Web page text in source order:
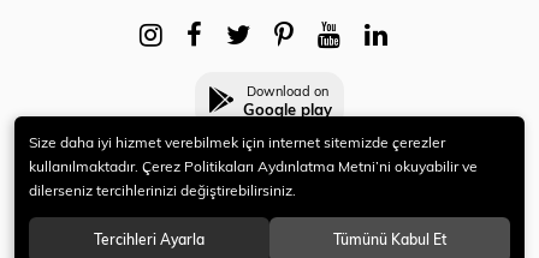
Download on
Google play
© 2021 HERYENİ. Tüm hakları saklıdır.
Size daha iyi hizmet verebilmek için internet sitemizde çerezler
kullanılmaktadır. Çerez Politikaları Aydınlatma Metni’ni okuyabilir ve
dilerseniz tercihlerinizi değiştirebilirsiniz.
Tercihleri Ayarla Tümünü Kabul Et